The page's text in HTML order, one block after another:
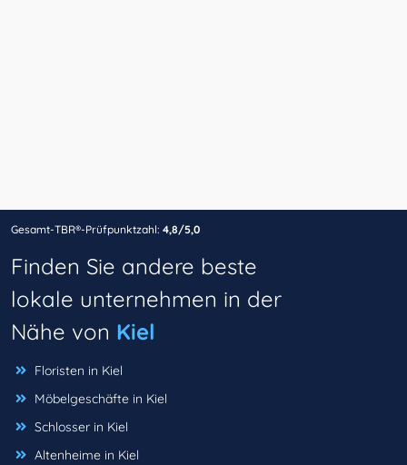
Gesamt-TBR®-Prüfpunktzahl: 4,8/5,0
Finden Sie andere beste
lokale unternehmen in der
Nähe von Kiel
Floristen in Kiel
Möbelgeschäfte in Kiel
Schlosser in Kiel
Altenheime in Kiel